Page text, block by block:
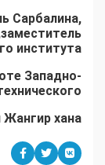
Сарбалина,
института
Западно-
Жангир хана